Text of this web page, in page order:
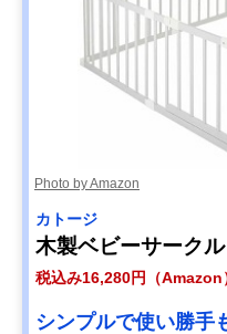
Photo by Amazon
カトージ
木製ベビーサーク
税込み16,280円（Amazon
シンプルで使い勝手